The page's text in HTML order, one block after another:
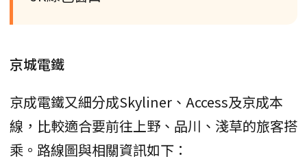
京城電鐵
京成電鐵又細分成Skyliner、Access及京成本
線，比較適合要前往上野、品川、淺草的旅客搭
乘。路線圖與相關資訊如下：